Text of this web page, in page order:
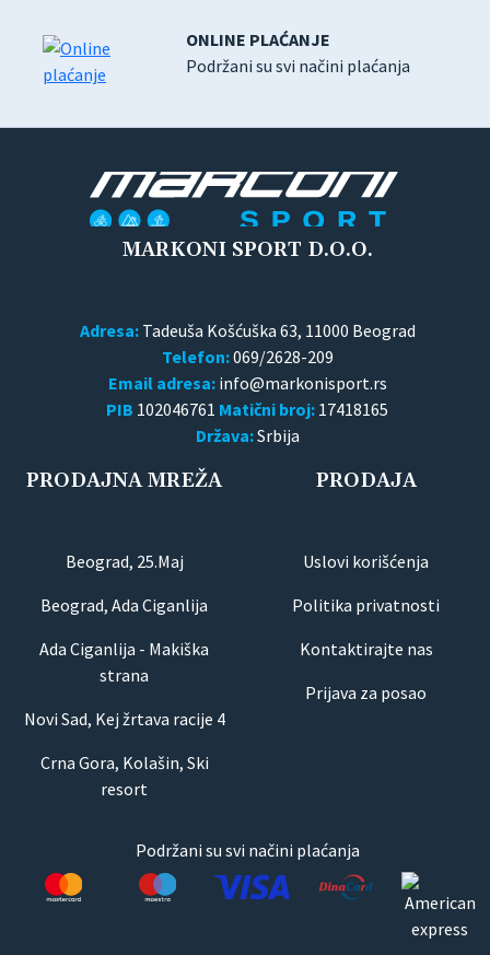
ONLINE PLAĆANJE
Podržani su svi načini plaćanja
MARKONI SPORT D.O.O.
Adresa:Tadeuša Košćuška 63, 11000 Beograd
Telefon:069/2628-209
Email adresa:
PIB 102046761 Matični broj: 17418165
Država:Srbija
PRODAJNA MREŽA
Beograd, 25.Maj
Beograd, Ada Ciganlija
Ada Ciganlija - Makiška
strana
Novi Sad, Kej žrtava racije 4
Crna Gora, Kolašin, Ski
resort
PRODAJA
Uslovi korišćenja
Politika privatnosti
Kontaktirajte nas
Prijava za posao
Podržani su svi načini plaćanja